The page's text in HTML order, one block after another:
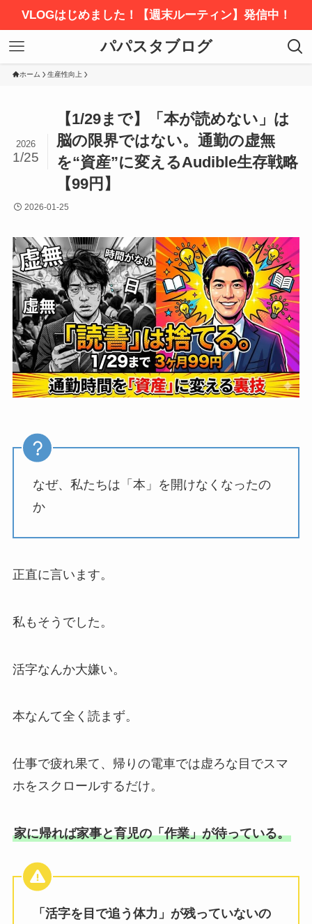
VLOGはじめました！【週末ルーティン】発信中！
パパスタブログ
ホーム 生産性向上
【1/29まで】「本が読めない」は
脳の限界ではない。通勤の虚無
を“資産”に変えるAudible生存戦略
【99円】
2026
1/25
2026-01-25
なぜ、私たちは「本」を開けなくなったの
か
正直に言います。
私もそうでした。
活字なんか大嫌い。
本なんて全く読まず。
仕事で疲れ果て、帰りの電車では虚ろな目でスマ
ホをスクロールするだけ。
家に帰れば家事と育児の「作業」が待っている。
「活字を目で追う体力」が残っていないの